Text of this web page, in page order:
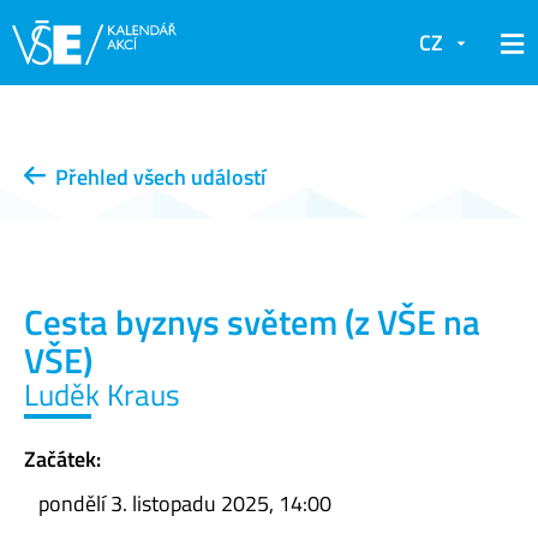
CZ
Přehled všech událostí
Cesta byznys světem (z VŠE na
VŠE)
Luděk Kraus
Začátek:
pondělí 3. listopadu 2025, 14:00